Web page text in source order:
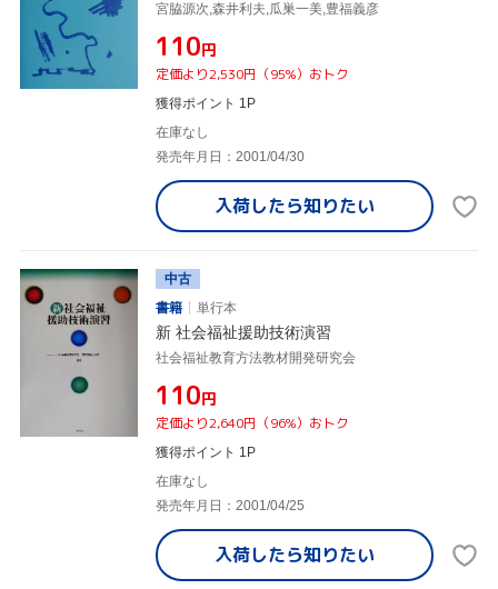
宮脇源次,森井利夫,瓜巣一美,豊福義彦
¥110円
定価より2,530円（95%）おトク
獲得ポイント 1P
在庫なし
発売年月日：2001/04/30
入荷したら知りたい
中古
書籍
単行本
新 社会福祉援助技術演習
社会福祉教育方法教材開発研究会
¥110円
定価より2,640円（96%）おトク
獲得ポイント 1P
在庫なし
発売年月日：2001/04/25
入荷したら知りたい